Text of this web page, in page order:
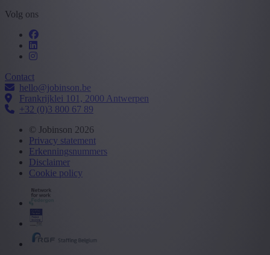
Volg ons
Contact
hello@jobinson.be
Frankrijklei 101, 2000 Antwerpen
+32 (0)3 800 67 89
© Jobinson 2026
Privacy statement
Erkenningsnummers
Disclaimer
Cookie policy